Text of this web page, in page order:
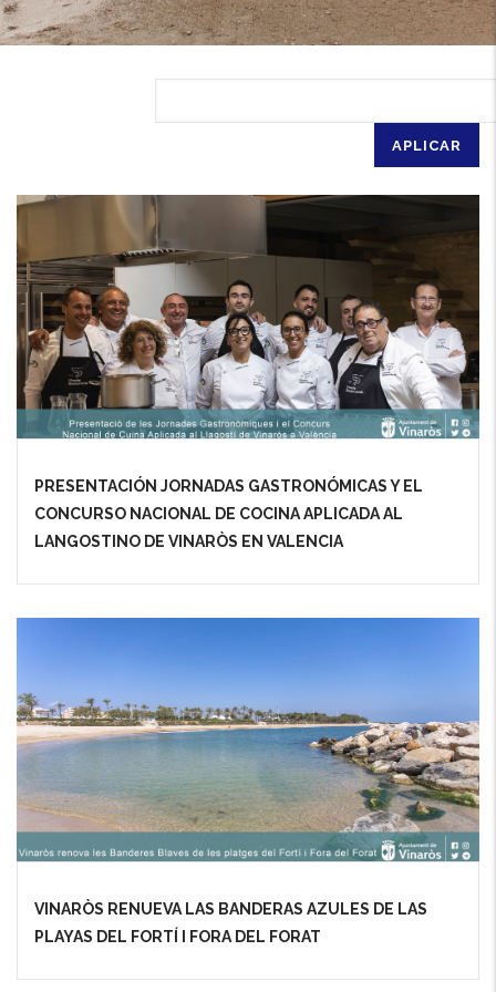
PRESENTACIÓN JORNADAS GASTRONÓMICAS Y EL
CONCURSO NACIONAL DE COCINA APLICADA AL
LANGOSTINO DE VINARÒS EN VALENCIA
VINARÒS RENUEVA LAS BANDERAS AZULES DE LAS
PLAYAS DEL FORTÍ I FORA DEL FORAT